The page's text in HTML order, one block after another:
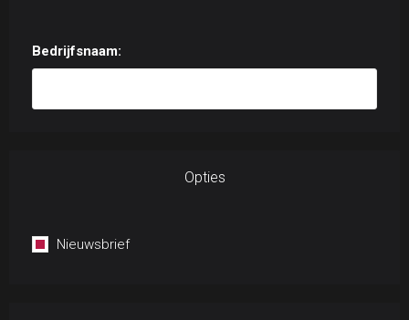
Bedrijfsnaam:
Opties
Nieuwsbrief